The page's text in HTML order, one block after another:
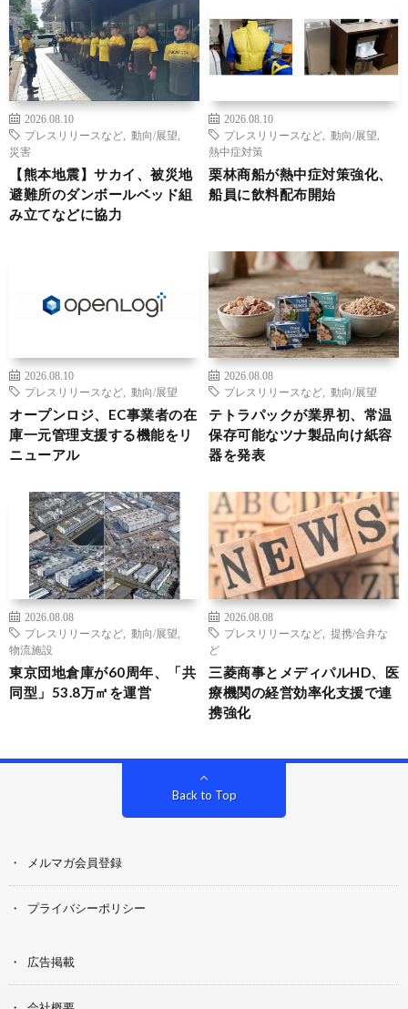
2026.08.10
プレスリリースなど
動向/展望
災害
【熊本地震】サカイ、被災地
避難所のダンボールベッド組
み立てなどに協力
2026.08.10
プレスリリースなど
動向/展望
熱中症対策
栗林商船が熱中症対策強化、
船員に飲料配布開始
2026.08.10
プレスリリースなど
動向/展望
オープンロジ、EC事業者の在
庫一元管理支援する機能をリ
ニューアル
2026.08.08
プレスリリースなど
動向/展望
テトラパックが業界初、常温
保存可能なツナ製品向け紙容
器を発表
2026.08.08
プレスリリースなど
動向/展望
物流施設
東京団地倉庫が60周年、「共
同型」53.8万㎡を運営
2026.08.08
プレスリリースなど
提携/合弁な
ど
三菱商事とメディパルHD、医
療機関の経営効率化支援で連
携強化
Back to Top
メルマガ会員登録
プライバシーポリシー
広告掲載